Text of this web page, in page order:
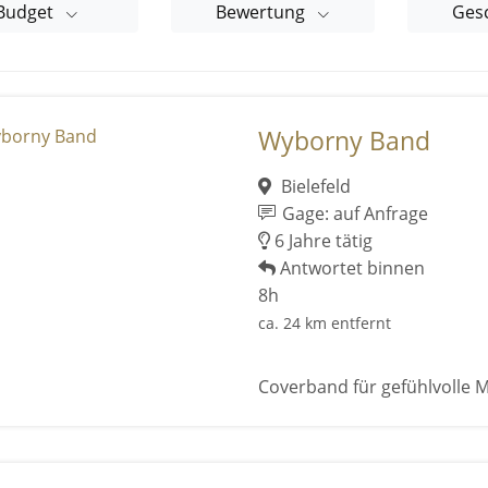
Bewertung
Wyborny Band
Bielefeld
Gage: auf Anfrage
6 Jahre tätig
Antwortet binnen
8h
ca. 24 km entfernt
Coverband für gefühlvolle